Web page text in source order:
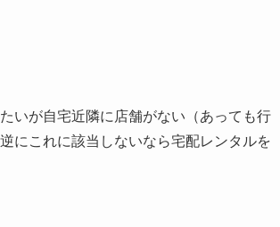
いが自宅近隣に店舗がない（あっても行
にこれに該当しないなら宅配レンタルを